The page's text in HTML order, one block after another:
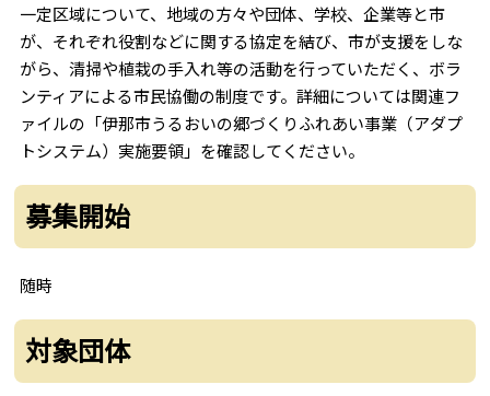
一定区域について、地域の方々や団体、学校、企業等と市
が、それぞれ役割などに関する協定を結び、市が支援をしな
がら、清掃や植栽の手入れ等の活動を行っていただく、ボラ
ンティアによる市民協働の制度です。詳細については関連フ
ァイルの「伊那市うるおいの郷づくりふれあい事業（アダプ
トシステム）実施要領」を確認してください。
募集開始
随時
対象団体